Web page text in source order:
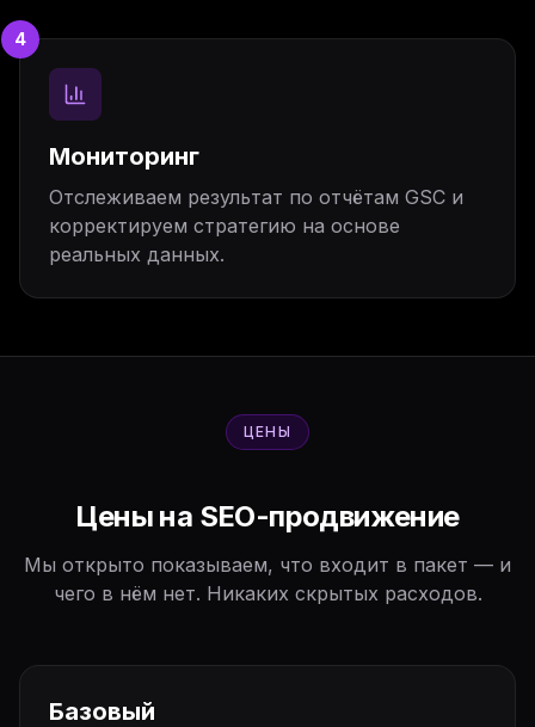
4
Мониторинг
Отслеживаем результат по отчётам GSC и
корректируем стратегию на основе
реальных данных.
ЦЕНЫ
Цены на SEO-продвижение
Мы открыто показываем, что входит в пакет — и
чего в нём нет. Никаких скрытых расходов.
Базовый